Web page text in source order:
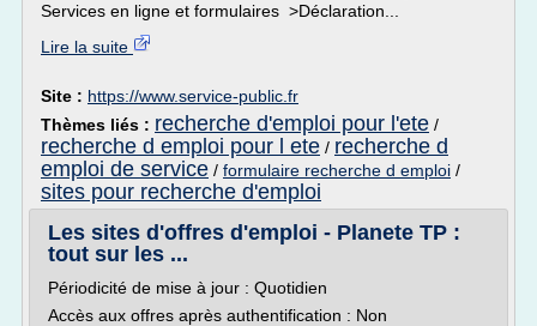
Services en ligne et formulaires >Déclaration...
Lire la suite
Site : https://www.service-public.fr
Thèmes liés : recherche d'emploi pour l'ete /
recherche d emploi pour l ete / recherche d
emploi de service / formulaire recherche d emploi /
sites pour recherche d'emploi
Les sites d'offres d'emploi - Planete TP :
tout sur les ...
Périodicité de mise à jour : Quotidien
Accès aux offres après authentification : Non